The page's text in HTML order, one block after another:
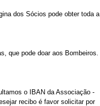
dos Sócios pode obter toda a
que pode doar aos Bombeiros.
o IBAN da Associação -
recibo é favor solicitar por